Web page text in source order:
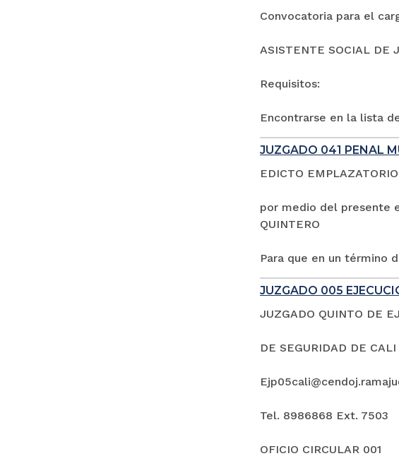
Convocatoria para el
ASISTENTE SOCIAL DE
Requisitos:
Encontrarse en la lista
JUZGADO 041 PENAL
EDICTO EMPLAZATORIO
por medio del presente
QUINTERO
Para que en un término
JUZGADO 005
JUZGADO QUINTO DE
DE SEGURIDAD DE CALI
Tel. 8986868 Ext. 7503
OFICIO CIRCULAR 001